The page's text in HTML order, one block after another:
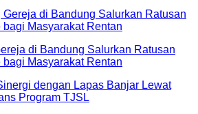
di Bandung Salurkan Ratusan
bagi Masyarakat Rentan